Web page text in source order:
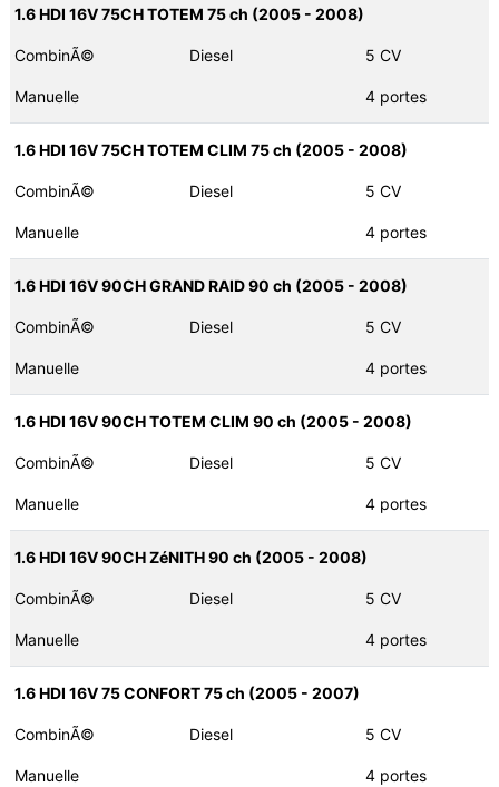
1.6 HDI 16V 75CH TOTEM 75 ch (2005 - 2008)
CombinÃ© Diesel 5 CV
Manuelle 4 portes
1.6 HDI 16V 75CH TOTEM CLIM 75 ch (2005 - 2008)
CombinÃ© Diesel 5 CV
Manuelle 4 portes
1.6 HDI 16V 90CH GRAND RAID 90 ch (2005 - 2008)
CombinÃ© Diesel 5 CV
Manuelle 4 portes
1.6 HDI 16V 90CH TOTEM CLIM 90 ch (2005 - 2008)
CombinÃ© Diesel 5 CV
Manuelle 4 portes
1.6 HDI 16V 90CH ZéNITH 90 ch (2005 - 2008)
CombinÃ© Diesel 5 CV
Manuelle 4 portes
1.6 HDI 16V 75 CONFORT 75 ch (2005 - 2007)
CombinÃ© Diesel 5 CV
Manuelle 4 portes